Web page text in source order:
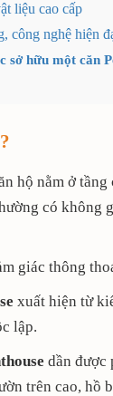
liệu cao cấp
công nghệ hiện
sở hữu một căn
hộ nằm ở
có không
giác thông
xuất hiện từ
lập.
dần được
trên cao, hồ